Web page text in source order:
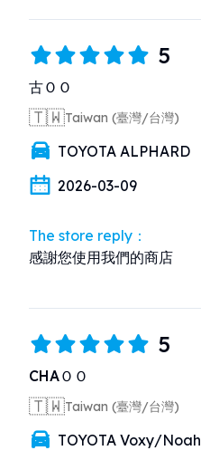
5
古ＯＯ
🇹🇼Taiwan (臺灣/台灣)
TOYOTA ALPHARD
2026-03-09
The store reply：
感謝您使用我們的商店
5
CHAＯＯ
🇹🇼Taiwan (臺灣/台灣)
TOYOTA Voxy/Noah